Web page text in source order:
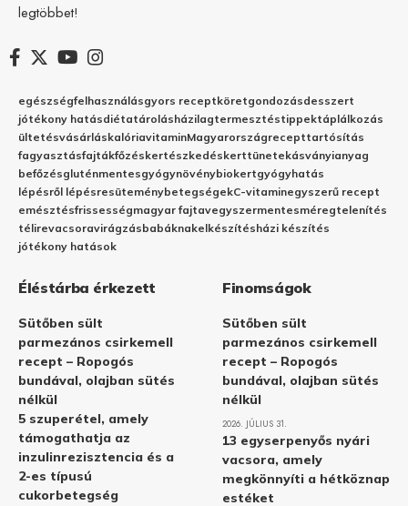
legtöbbet!
egészségfelhasználásgyors receptköretgondozásdesszert
jótékony hatásdiétatárolásházilagtermesztéstippektáplálkozás
ültetésvásárláskalóriavitaminMagyarországrecepttartósítás
fagyasztásfajtákfőzéskertészkedéskerttünetekásványianyag
befőzésgluténmentesgyógynövénybiokertgyógyhatás
lépésről lépésresüteménybetegségekC-vitaminegyszerű recept
emésztésfrissességmagyar fajtavegyszermentesméregtelenítés
télirevacsoravirágzásbabáknakelkészítésházi készítés
jótékony hatások
Éléstárba érkezett
Sütőben sült
parmezános csirkemell
recept – Ropogós
bundával, olajban sütés
nélkül
5 szuperétel, amely
támogathatja az
inzulinrezisztencia és a
2-es típusú
cukorbetegség
Finomságok
Sütőben sült
parmezános csirkemell
recept – Ropogós
bundával, olajban sütés
nélkül
2026. JÚLIUS 31.
13 egyserpenyős nyári
vacsora, amely
megkönnyíti a hétköznap
estéket